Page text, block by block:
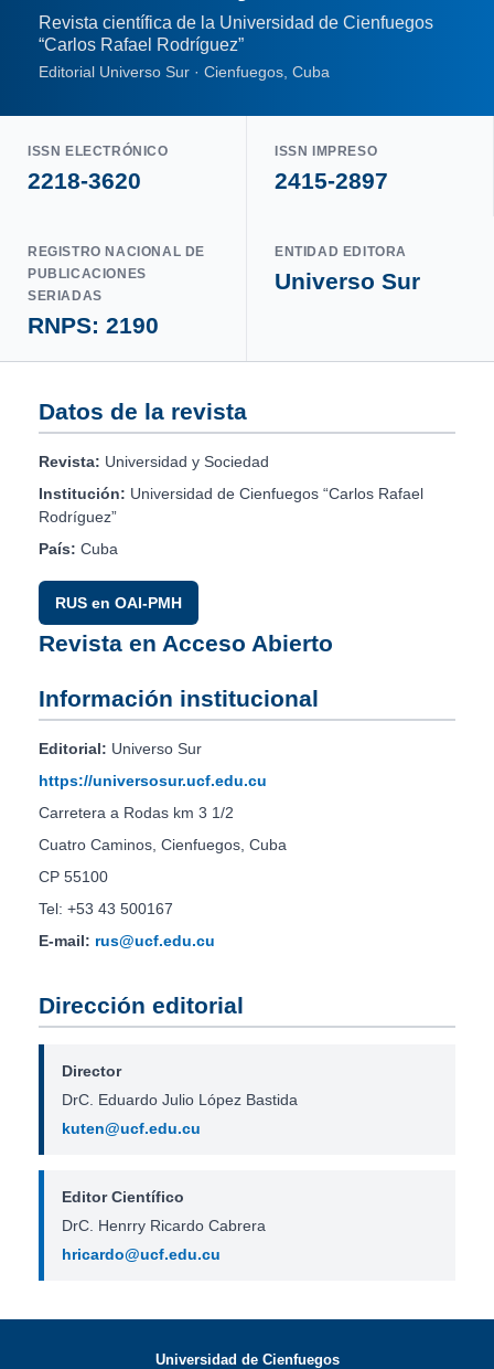
Revista científica de la Universidad de Cienfuegos
“Carlos Rafael Rodríguez”
Editorial Universo Sur · Cienfuegos, Cuba
ISSN ELECTRÓNICO
2218-3620
ISSN IMPRESO
2415-2897
REGISTRO NACIONAL DE
PUBLICACIONES
SERIADAS
RNPS: 2190
ENTIDAD EDITORA
Universo Sur
Datos de la revista
Revista: Universidad y Sociedad
Institución: Universidad de Cienfuegos “Carlos Rafael
Rodríguez”
País: Cuba
RUS en OAI-PMH
Revista en Acceso Abierto
Información institucional
Editorial: Universo Sur
https://universosur.ucf.edu.cu
Carretera a Rodas km 3 1/2
Cuatro Caminos, Cienfuegos, Cuba
CP 55100
Tel: +53 43 500167
E-mail: rus@ucf.edu.cu
Dirección editorial
Director
DrC. Eduardo Julio López Bastida
kuten@ucf.edu.cu
Editor Científico
DrC. Henrry Ricardo Cabrera
hricardo@ucf.edu.cu
Universidad de Cienfuegos